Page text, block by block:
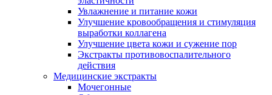
Увлажнение и питание кожи
Улучшение кровообращения и стимуляция
выработки коллагена
Улучшение цвета кожи и сужение пор
Экстракты противовоспалительного
действия
Медицинские экстракты
Мочегонные